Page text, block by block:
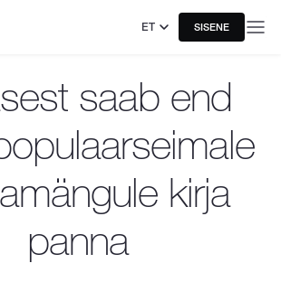
ET SISENE
saab end
kirja
panna